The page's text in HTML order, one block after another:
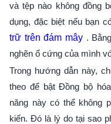
và tệp nào không đồng
dụng, đặc biệt nếu bạn
trữ trên đám mây .
nghẽn ổ cứng của mình
Trong hướng dẫn này,
theo để bật Đồng bộ
năng này có thể không
kiến. Đó là lý do tại sao